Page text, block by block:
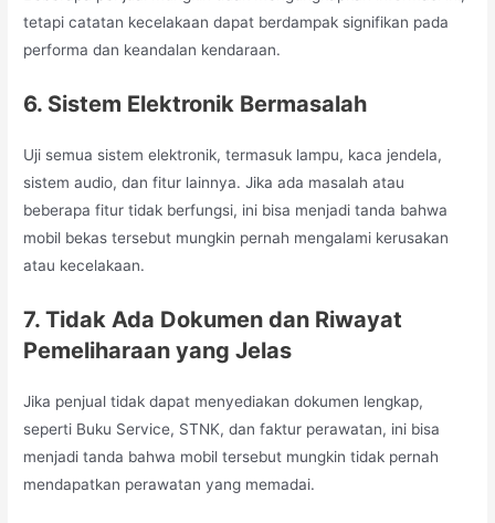
tetapi catatan kecelakaan dapat berdampak signifikan pada
performa dan keandalan kendaraan.
6. Sistem Elektronik Bermasalah
Uji semua sistem elektronik, termasuk lampu, kaca jendela,
sistem audio, dan fitur lainnya. Jika ada masalah atau
beberapa fitur tidak berfungsi, ini bisa menjadi tanda bahwa
mobil bekas tersebut mungkin pernah mengalami kerusakan
atau kecelakaan.
7. Tidak Ada Dokumen dan Riwayat
Pemeliharaan yang Jelas
Jika penjual tidak dapat menyediakan dokumen lengkap,
seperti Buku Service, STNK, dan faktur perawatan, ini bisa
menjadi tanda bahwa mobil tersebut mungkin tidak pernah
mendapatkan perawatan yang memadai.